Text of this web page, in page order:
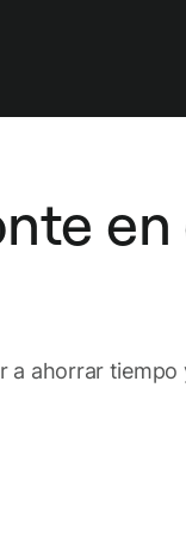
a ahorrar tiempo